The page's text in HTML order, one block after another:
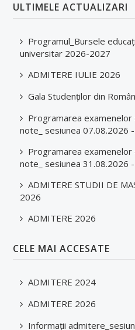
ULTIMELE ACTUALIZARI
Programul_Bursele
universitar 2026-2027
ADMITERE IULIE 2026
Gala Studenților din
Programarea
note_ sesiunea 07.08.2026
Programarea
note_ sesiunea 31.08.2026
ADMITERE STUDII DE
2026
ADMITERE 2026
CELE MAI ACCESATE
ADMITERE 2024
ADMITERE 2026
Informații